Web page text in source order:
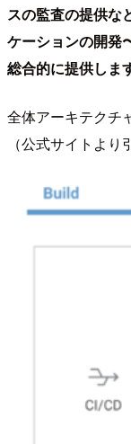
スの監査の提供な
ケーションの開発
総合的に提供しま
全体アーキテクチ
（公式サイトより